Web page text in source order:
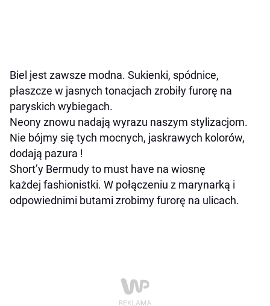
Biel jest zawsze modna. Sukienki, spódnice,
płaszcze w jasnych tonacjach zrobiły furorę na
paryskich wybiegach.
Neony znowu nadają wyrazu naszym stylizacjom.
Nie bójmy się tych mocnych, jaskrawych kolorów,
dodają pazura !
Short’y Bermudy to must have na wiosnę
każdej fashionistki. W połączeniu z marynarką i
odpowiednimi butami zrobimy furorę na ulicach.